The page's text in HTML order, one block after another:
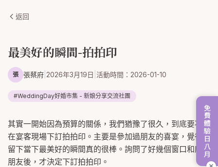
免費體驗日八月
返回
最美好的瞬間-拍拍印
張 張蔡府 2026年3月19日 活動時間： 2026-01-10
#WeddingDay好婚市集 - 新娘分享交流社團
其實一開始因為預算的關係，我們猶豫了很久，到底要不要
在宴客現場下訂拍拍印。主要是參加過朋友的喜宴，覺得能
留下當下最美好的瞬間真的很棒。詢問了好幾個窗口和廠商
朋友後，才決定下訂拍拍印。